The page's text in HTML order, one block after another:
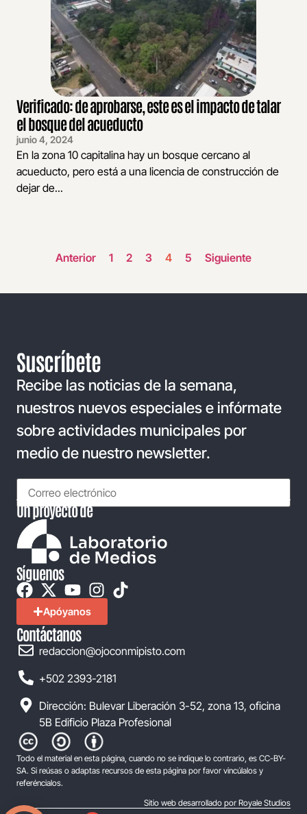
Verificado: de aprobarse, este es el impacto de talar
el bosque del acueducto
junio 4, 2024
En la zona 10 capitalina hay un bosque cercano al
acueducto, pero está a una licencia de construcción de
dejar de...
Anterior 1 2 3 4 5 Siguiente
Suscríbete
Recibe las noticias de la semana,
nuestros nuevos especiales e infórmate
sobre actividades municipales por
medio de nuestro newsletter.
Un proyecto de
Síguenos
Apóyanos
Contáctanos
redaccion@ojoconmipisto.com
+502 2393-2181
Dirección: Bulevar Liberación 3-52, zona 13, oficina
5B Edificio Plaza Profesional
Todo el material en esta página, cuando no se indique lo contrario, es CC-BY-
SA. Si reúsas o adaptas recursos de esta página por favor vincúlalos y
referéncialos.
Sitio web desarrollado por Royale Studios